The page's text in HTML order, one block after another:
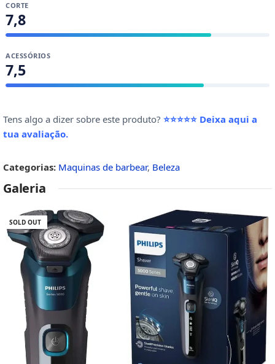
CORTE
7,8
ACESSÓRIOS
7,5
Tens algo a dizer sobre este produto? ⭐⭐⭐⭐⭐ Deixa aqui a
tua avaliação.
Categorias: Maquinas de barbear, Beleza
Galeria
SOLD OUT